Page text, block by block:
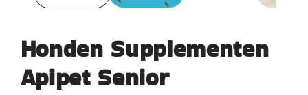
Honden Supplementen
Apipet Senior